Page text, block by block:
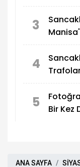
3
4
5
Bir Kez
ANA SAYFA